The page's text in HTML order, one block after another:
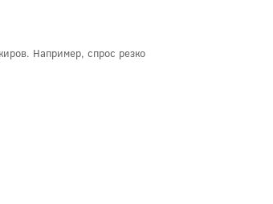
Например, спрос резко